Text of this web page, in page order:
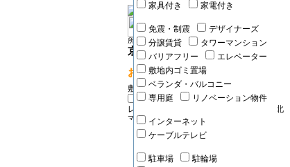
家具付き
家電付き
免震・制震
デザイナーズ
分譲賃貸
タワーマンション
バリアフリー
エレベーター
敷地内ゴミ置場
ベランダ・バルコニー
専用庭
リノベーション物件
インターネット
ケーブルテレビ
駐車場
駐輪場
所在地：品川区南品川
京急本線 青物横丁駅 徒歩2分
おすすめPOINT!
敷金・礼金0ヶ月(個人契約限定)！
レジディア大森Ⅲ1102号室 大田区大森北
マンション